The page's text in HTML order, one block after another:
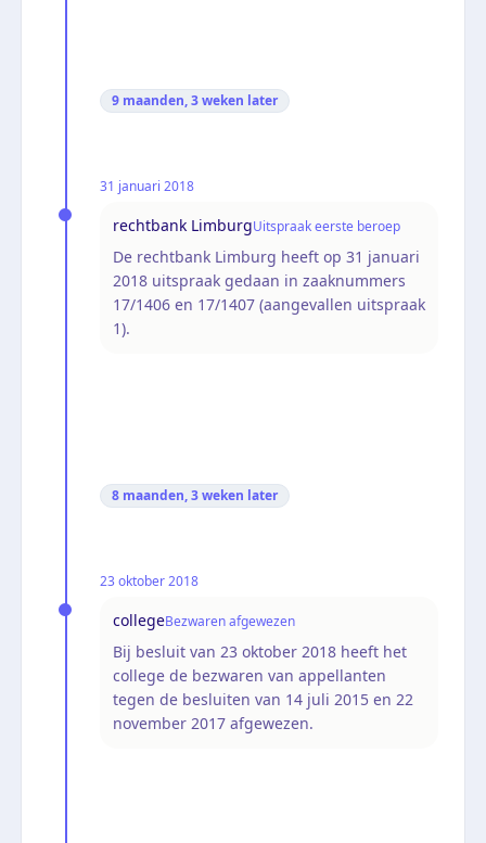
9 maanden, 3 weken later
31 januari 2018
rechtbank LimburgUitspraak eerste beroep
De rechtbank Limburg heeft op 31 januari
2018 uitspraak gedaan in zaaknummers
17/1406 en 17/1407 (aangevallen uitspraak
1).
8 maanden, 3 weken later
23 oktober 2018
collegeBezwaren afgewezen
Bij besluit van 23 oktober 2018 heeft het
college de bezwaren van appellanten
tegen de besluiten van 14 juli 2015 en 22
november 2017 afgewezen.